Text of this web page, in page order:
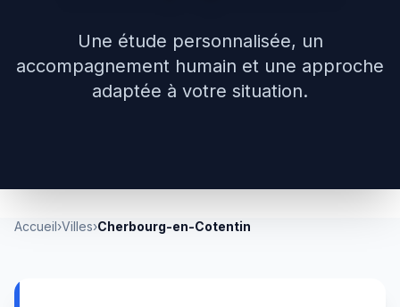
Une étude personnalisée, un
accompagnement humain et une approche
adaptée à votre situation.
Accueil›Villes›Cherbourg-en-Cotentin